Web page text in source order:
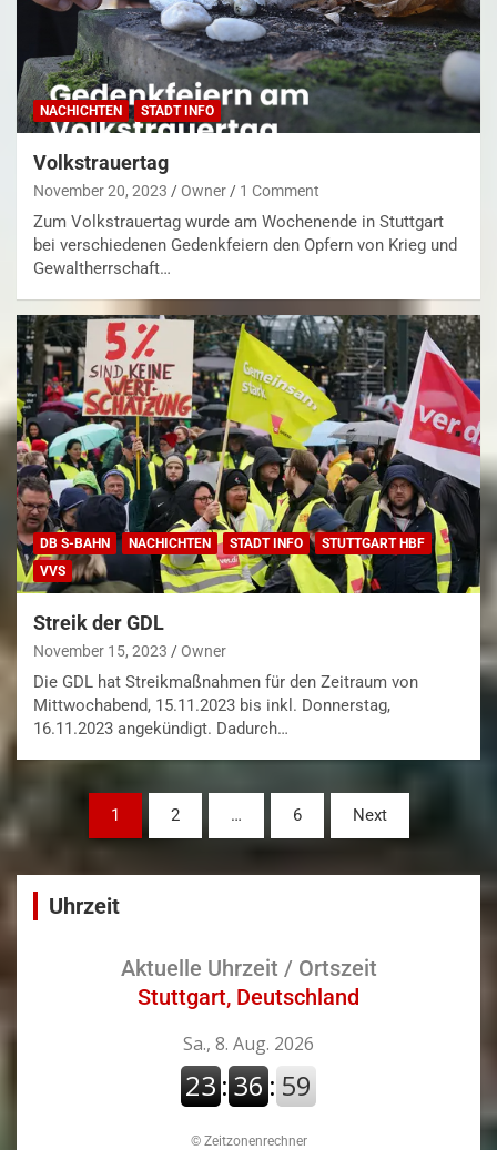
NACHICHTEN STADT INFO
Volkstrauertag
November 20, 2023 Owner 1 Comment
Zum Volkstrauertag wurde am Wochenende in Stuttgart
bei verschiedenen Gedenkfeiern den Opfern von Krieg und
Gewaltherrschaft…
DB S-BAHN NACHICHTEN STADT INFO
STUTTGART HBF
VVS
Streik der GDL
November 15, 2023 Owner
Die GDL hat Streikmaßnahmen für den Zeitraum von
Mittwochabend, 15.11.2023 bis inkl. Donnerstag,
16.11.2023 angekündigt. Dadurch…
Seitennummerierung
der
Beiträge
1 2 … 6 Next
Uhrzeit
Aktuelle Uhrzeit / Ortszeit
Stuttgart, Deutschland
© Zeitzonenrechner